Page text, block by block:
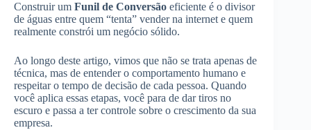
Construir um Funil de Conversão eficiente é o divisor
de águas entre quem “tenta” vender na internet e quem
realmente constrói um negócio sólido.
Ao longo deste artigo, vimos que não se trata apenas de
técnica, mas de entender o comportamento humano e
respeitar o tempo de decisão de cada pessoa. Quando
você aplica essas etapas, você para de dar tiros no
escuro e passa a ter controle sobre o crescimento da sua
empresa.